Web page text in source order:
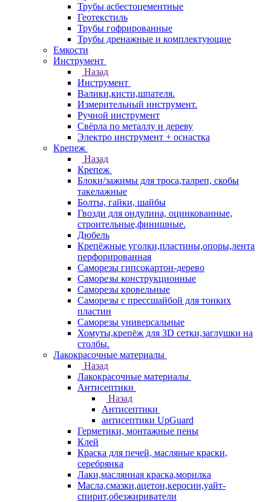
Трубы асбестоцементные
Геотекстиль
Трубы гофрированные
Трубы дренажные и комплектующие
Емкости
Инструмент
Назад
Инструмент
Валики,кисти,шпателя.
Измерительный инструмент.
Ручной инструмент
Свёрла по металлу и дереву
Электро инструмент + оснастка
Крепеж
Назад
Крепеж
Блоки/зажимы для троса,талреп, скобы
такелажные
Болты, гайки, шайбы
Гвозди для ондулина, оцинкованные,
строительные,финишные.
Дюбель
Крепёжные уголки,пластины,опоры,лента
перфорированная
Саморезы гипсокартон-дерево
Саморезы конструкционные
Саморезы кровельные
Саморезы с прессшайбой для тонких
пластин
Саморезы универсальные
Хомуты,крепёж для 3D сетки,заглушки на
столбы.
Лакокрасочные материалы
Назад
Лакокрасочные материалы
Антисептики
Назад
Антисептики
антисептики UpGuard
Герметики, монтажные пены
Клей
Краска для печей, масляные краски,
серебрянка
Лаки,маслянная краска,морилка
Масла,смазки,ацетон,керосин,уайт-
спирит,обезжириватели